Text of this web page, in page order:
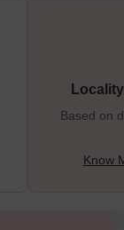
Based on
Know